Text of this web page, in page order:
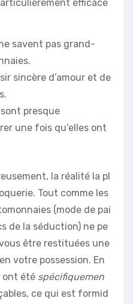
efficace
savent pas grand-
sincère d’amour et de
presque
une fois qu’elles ont
la réalité la pl
Tout comme les
(mode de pai
de la séduction) ne pe
être restituées une
votre possession. En
ont été spécifiquemen
ce qui est formid